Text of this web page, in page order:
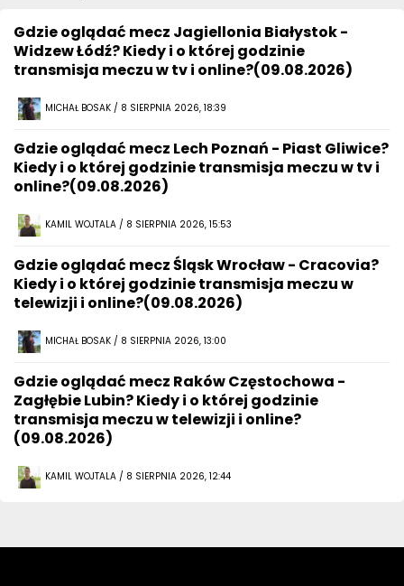
Gdzie oglądać mecz Jagiellonia Białystok -
Widzew Łódź? Kiedy i o której godzinie
transmisja meczu w tv i online?(09.08.2026)
MICHAŁ BOSAK / 8 SIERPNIA 2026, 18:39
Gdzie oglądać mecz Lech Poznań - Piast Gliwice?
Kiedy i o której godzinie transmisja meczu w tv i
online?(09.08.2026)
KAMIL WOJTALA / 8 SIERPNIA 2026, 15:53
Gdzie oglądać mecz Śląsk Wrocław - Cracovia?
Kiedy i o której godzinie transmisja meczu w
telewizji i online?(09.08.2026)
MICHAŁ BOSAK / 8 SIERPNIA 2026, 13:00
Gdzie oglądać mecz Raków Częstochowa -
Zagłębie Lubin? Kiedy i o której godzinie
transmisja meczu w telewizji i online?
(09.08.2026)
KAMIL WOJTALA / 8 SIERPNIA 2026, 12:44